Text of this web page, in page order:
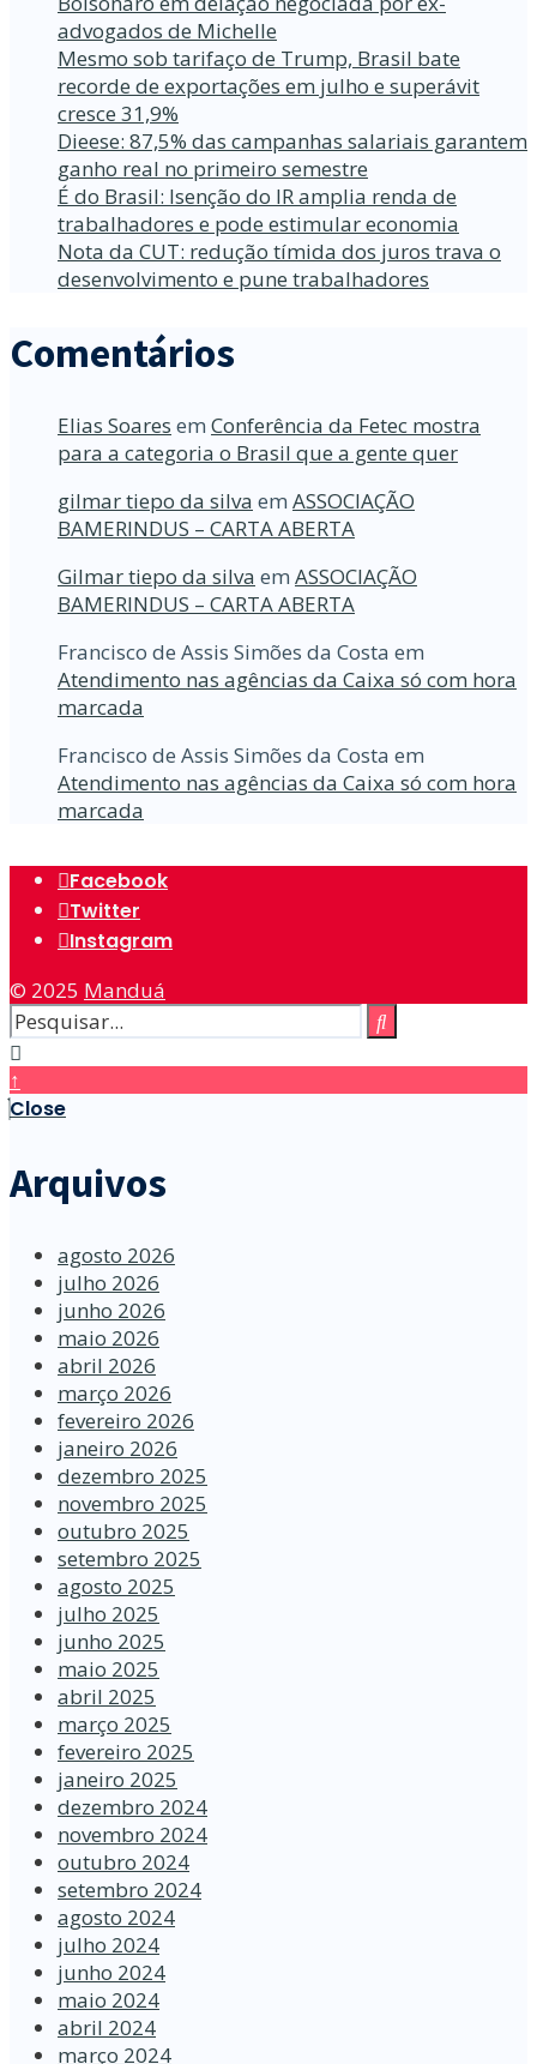
advogados de Michelle
Mesmo sob tarifaço de Trump, Brasil bate
recorde de exportações em julho e superávit
cresce 31,9%
Dieese: 87,5% das campanhas salariais garantem
ganho real no primeiro semestre
É do Brasil: Isenção do IR amplia renda de
trabalhadores e pode estimular economia
Nota da CUT: redução tímida dos juros trava o
desenvolvimento e pune trabalhadores
Comentários
Elias Soares em Conferência da Fetec mostra
para a categoria o Brasil que a gente quer
gilmar tiepo da silva em ASSOCIAÇÃO
BAMERINDUS – CARTA ABERTA
Gilmar tiepo da silva em ASSOCIAÇÃO
BAMERINDUS – CARTA ABERTA
Francisco de Assis Simões da Costa em
Atendimento nas agências da Caixa só com hora
marcada
Francisco de Assis Simões da Costa em
Atendimento nas agências da Caixa só com hora
marcada
Facebook
Twitter
Instagram
© 2025 Manduá
↑
Close
Arquivos
agosto 2026
julho 2026
junho 2026
maio 2026
abril 2026
março 2026
fevereiro 2026
janeiro 2026
dezembro 2025
novembro 2025
outubro 2025
setembro 2025
agosto 2025
julho 2025
junho 2025
maio 2025
abril 2025
março 2025
fevereiro 2025
janeiro 2025
dezembro 2024
novembro 2024
outubro 2024
setembro 2024
agosto 2024
julho 2024
junho 2024
maio 2024
abril 2024
março 2024